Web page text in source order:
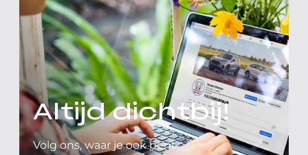
Altijd dichtbij!
Volg ons, waar je ook bent